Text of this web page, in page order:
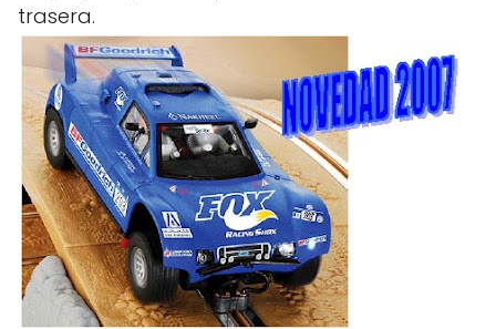
trasera.